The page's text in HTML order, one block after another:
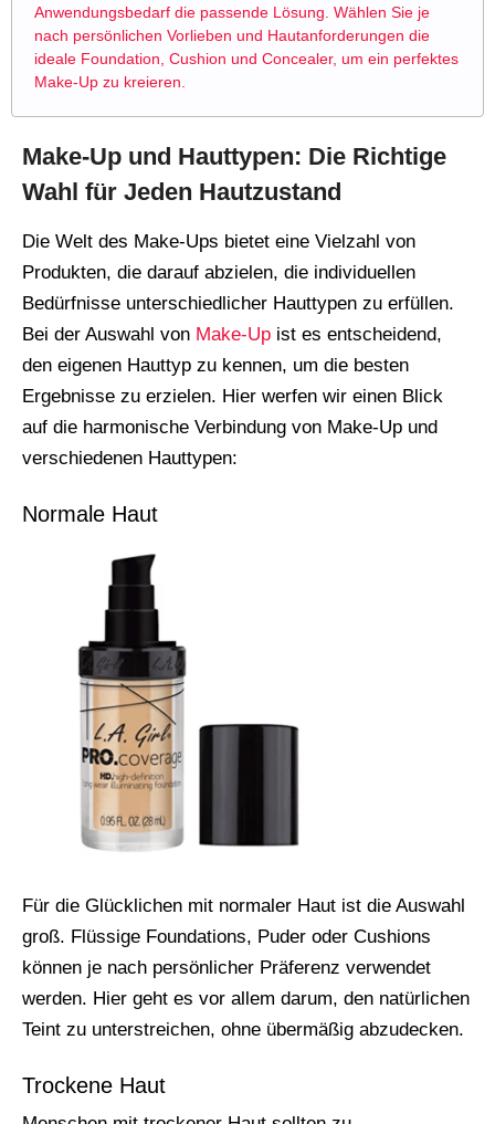
Anwendungsbedarf die passende Lösung. Wählen Sie je
nach persönlichen Vorlieben und Hautanforderungen die
ideale Foundation, Cushion und Concealer, um ein perfektes
Make-Up zu kreieren.
Make-Up und Hauttypen: Die Richtige
Wahl für Jeden Hautzustand
Die Welt des Make-Ups bietet eine Vielzahl von
Produkten, die darauf abzielen, die individuellen
Bedürfnisse unterschiedlicher Hauttypen zu erfüllen.
Bei der Auswahl von Make-Up ist es entscheidend,
den eigenen Hauttyp zu kennen, um die besten
Ergebnisse zu erzielen. Hier werfen wir einen Blick
auf die harmonische Verbindung von Make-Up und
verschiedenen Hauttypen:
Normale Haut
Für die Glücklichen mit normaler Haut ist die Auswahl
groß. Flüssige Foundations, Puder oder Cushions
können je nach persönlicher Präferenz verwendet
werden. Hier geht es vor allem darum, den natürlichen
Teint zu unterstreichen, ohne übermäßig abzudecken.
Trockene Haut